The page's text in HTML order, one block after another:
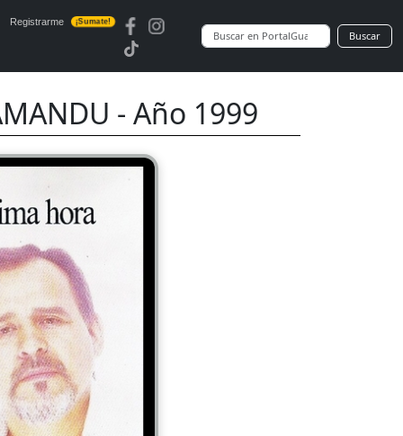
Registrarme ¡Sumate!
Buscar
- Año 1999